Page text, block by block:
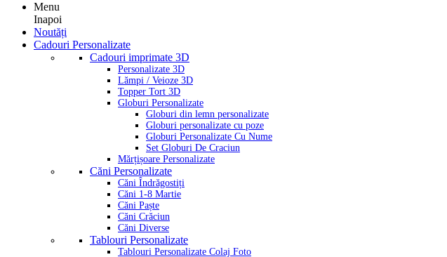
Menu
Inapoi
Noutăți
Cadouri Personalizate
Cadouri imprimate 3D
Personalizate 3D
Lămpi / Veioze 3D
Topper Tort 3D
Globuri Personalizate
Globuri din lemn personalizate
Globuri personalizate cu poze
Globuri Personalizate Cu Nume
Set Globuri De Craciun
Mărțișoare Personalizate
Căni Personalizate
Căni Îndrăgostiți
Căni 1-8 Martie
Căni Paște
Căni Crăciun
Căni Diverse
Tablouri Personalizate
Tablouri Personalizate Colaj Foto